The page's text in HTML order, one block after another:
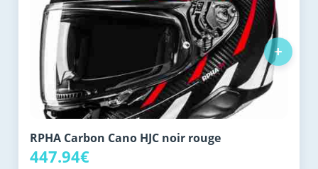
RPHA Carbon Cano HJC noir rouge
447.94€
+